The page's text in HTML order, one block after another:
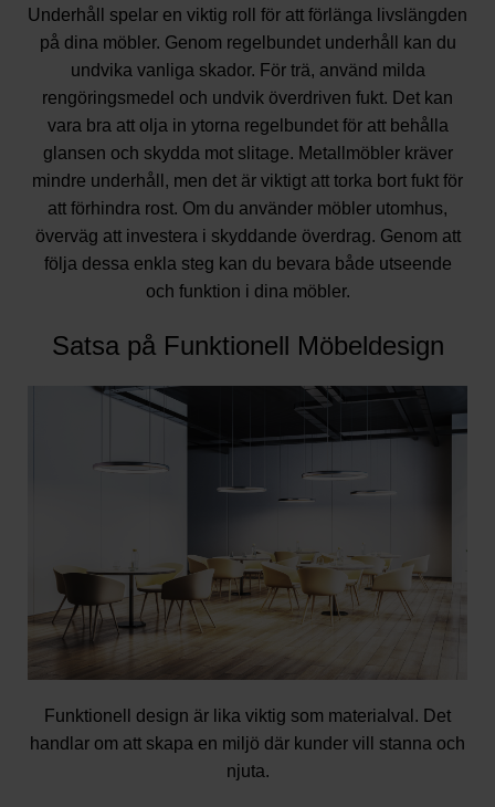
Underhåll spelar en viktig roll för att förlänga livslängden
på dina möbler. Genom regelbundet underhåll kan du
undvika vanliga skador. För trä, använd milda
rengöringsmedel och undvik överdriven fukt. Det kan
vara bra att olja in ytorna regelbundet för att behålla
glansen och skydda mot slitage. Metallmöbler kräver
mindre underhåll, men det är viktigt att torka bort fukt för
att förhindra rost. Om du använder möbler utomhus,
överväg att investera i skyddande överdrag. Genom att
följa dessa enkla steg kan du bevara både utseende
och funktion i dina möbler.
Satsa på Funktionell Möbeldesign
Funktionell design är lika viktig som materialval. Det
handlar om att skapa en miljö där kunder vill stanna och
njuta.